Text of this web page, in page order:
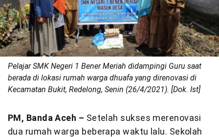
Pelajar SMK Negeri 1 Bener Meriah didampingi Guru saat
berada di lokasi rumah warga dhuafa yang direnovasi di
Kecamatan Bukit, Redelong, Senin (26/4/2021). [Dok. Ist]
PM, Banda Aceh – Setelah sukses merenovasi
dua rumah warga beberapa waktu lalu. Sekolah